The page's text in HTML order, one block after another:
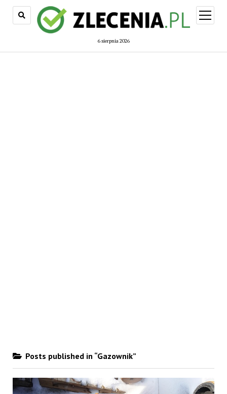
6 sierpnia 2026
open
menu
Posts published in “Gazownik”